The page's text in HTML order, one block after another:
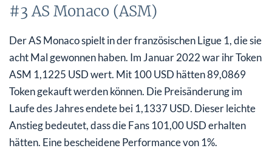
#3 AS Monaco (ASM)
Der AS Monaco spielt in der französischen Ligue 1, die sie
acht Mal gewonnen haben. Im Januar 2022 war ihr Token
ASM 1,1225 USD wert. Mit 100 USD hätten 89,0869
Token gekauft werden können. Die Preisänderung im
Laufe des Jahres endete bei 1,1337 USD. Dieser leichte
Anstieg bedeutet, dass die Fans 101,00 USD erhalten
hätten. Eine bescheidene Performance von 1%.